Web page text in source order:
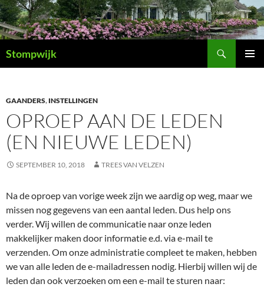
Ga
naar
de
inhoud
Stompwijk
GAANDERS, INSTELLINGEN
OPROEP AAN DE LEDEN
(EN NIEUWE LEDEN)
SEPTEMBER 10, 2018 TREES VAN VELZEN
Na de oproep van vorige week zijn we aardig op weg, maar we
missen nog gegevens van een aantal leden. Dus help ons
verder. Wij willen de communicatie naar onze leden
makkelijker maken door informatie e.d. via e-mail te
verzenden. Om onze administratie compleet te maken, hebben
we van alle leden de e-mailadressen nodig. Hierbij willen wij de
leden dan ook verzoeken om een e-mail te sturen naar: